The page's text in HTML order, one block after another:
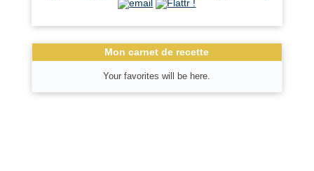
Mon carnet de recette
Your favorites will be here.